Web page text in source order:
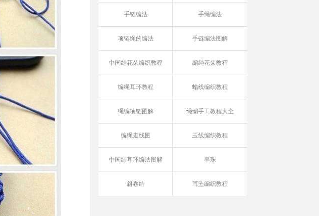
手链编法 手绳编法
项链绳的编法 手链编法图解
中国结花朵编织教程 编绳花朵教程
编绳耳环教程 蜡线编织教程
绳编项链图解 绳编手工教程大全
编绳走线图 玉线编织教程
中国结耳环编法图解 串珠
斜卷结 耳坠编织教程